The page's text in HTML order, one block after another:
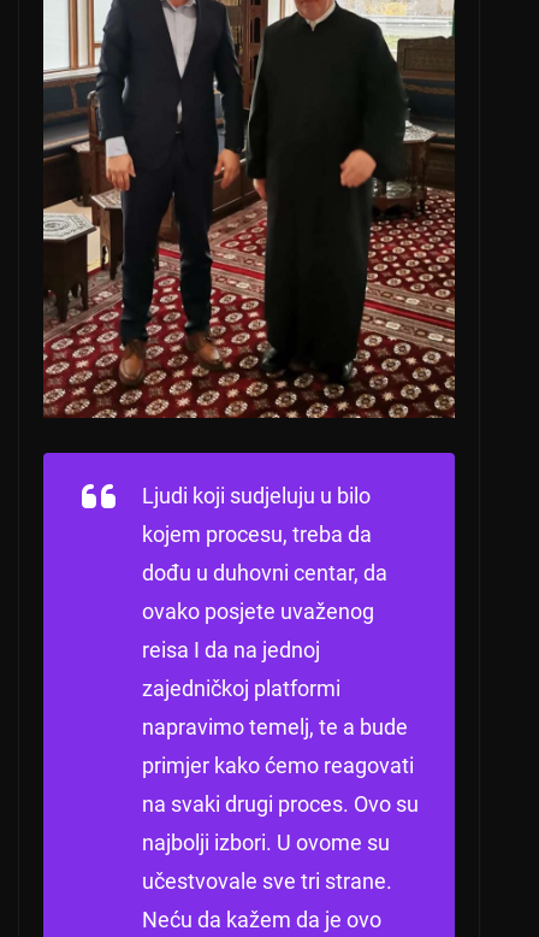
Ljudi koji sudjeluju u bilo
kojem procesu, treba da
dođu u duhovni centar, da
ovako posjete uvaženog
reisa I da na jednoj
zajedničkoj platformi
napravimo temelj, te a bude
primjer kako ćemo reagovati
na svaki drugi proces. Ovo su
najbolji izbori. U ovome su
učestvovale sve tri strane.
Neću da kažem da je ovo